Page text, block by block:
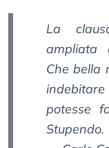
La
ampliata
Che bella
potesse
Stupendo.